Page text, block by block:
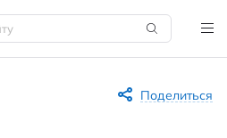
Поделиться